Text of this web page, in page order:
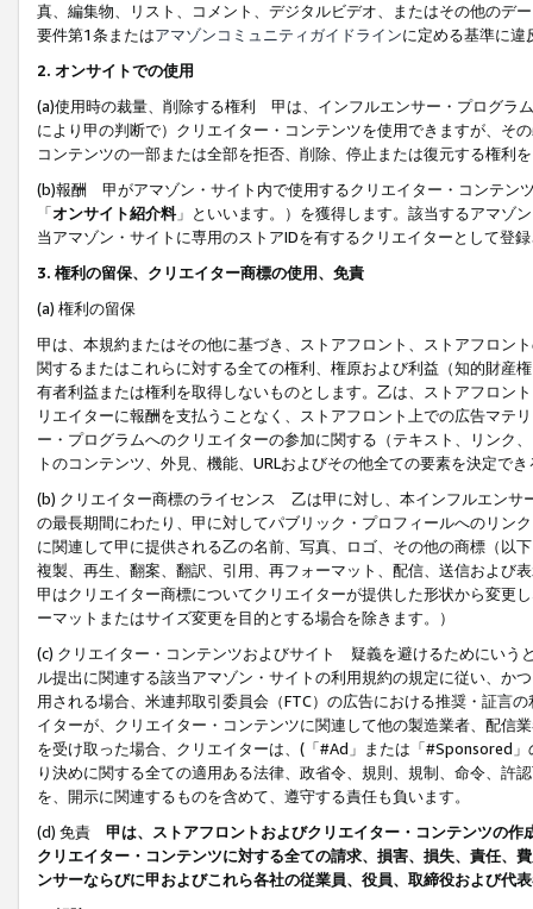
真、編集物、リスト、コメント、デジタルビデオ、またはその他のデ
要件第1条またはアマゾンコミュニティガイドラインに定める基準に違
2. オンサイトでの使用
(a)使用時の裁量、削除する権利 甲は、インフルエンサー・プログラ
により甲の判断で）クリエイター・コンテンツを使用できますが、そ
コンテンツの一部または全部を拒否、削除、停止または復元する権利
(b)報酬 甲がアマゾン・サイト内で使用するクリエイター・コンテン
「オンサイト紹介料」といいます。）を獲得します。該当するアマゾ
当アマゾン・サイトに専用のストアIDを有するクリエイターとして登
3. 権利の留保、クリエイター商標の使用、免責
(a) 権利の留保
甲は、本規約またはその他に基づき、ストアフロント、ストアフロン
関するまたはこれらに対する全ての権利、権原および利益（知的財産
有者利益または権利を取得しないものとします。乙は、ストアフロン
リエイターに報酬を支払うことなく、ストアフロント上での広告マテ
ー・プログラムへのクリエイターの参加に関する（テキスト、リンク
トのコンテンツ、外見、機能、URLおよびその他全ての要素を決定で
(b) クリエイター商標のライセンス 乙は甲に対し、本インフルエンサ
の最長期間にわたり、甲に対してパブリック・プロフィールへのリン
に関連して甲に提供される乙の名前、写真、ロゴ、その他の商標（以
複製、再生、翻案、翻訳、引用、再フォーマット、配信、送信および
甲はクリエイター商標についてクリエイターが提供した形状から変更
ーマットまたはサイズ変更を目的とする場合を除きます。）
(c) クリエイター・コンテンツおよびサイト 疑義を避けるためにいう
ル提出に関連する該当アマゾン・サイトの利用規約の規定に従い、か
用される場合、米連邦取引委員会（FTC）の広告における推奨・証言
イターが、クリエイター・コンテンツに関連して他の製造業者、配信
を受け取った場合、クリエイターは、(「#Ad」または「#Sponsored
り決めに関する全ての適用ある法律、政省令、規則、規制、命令、許
を、開示に関連するものを含めて、遵守する責任も負います。
(d) 免責 甲は、ストアフロントおよびクリエイター・コンテンツの
クリエイター・コンテンツに対する全ての請求、損害、損失、責任、
ンサーならびに甲およびこれら各社の従業員、役員、取締役および代